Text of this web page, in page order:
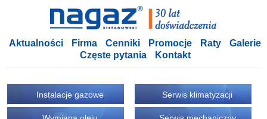
Aktualności Firma Cenniki Promocje Raty
Galerie
Częste pytania
Kontakt
Instalacje gazowe Serwis klimatyzacji